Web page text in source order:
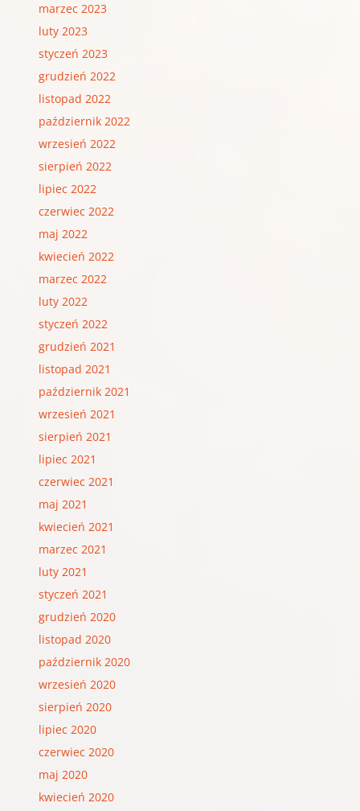
marzec 2023
luty 2023
styczeń 2023
grudzień 2022
listopad 2022
październik 2022
wrzesień 2022
sierpień 2022
lipiec 2022
czerwiec 2022
maj 2022
kwiecień 2022
marzec 2022
luty 2022
styczeń 2022
grudzień 2021
listopad 2021
październik 2021
wrzesień 2021
sierpień 2021
lipiec 2021
czerwiec 2021
maj 2021
kwiecień 2021
marzec 2021
luty 2021
styczeń 2021
grudzień 2020
listopad 2020
październik 2020
wrzesień 2020
sierpień 2020
lipiec 2020
czerwiec 2020
maj 2020
kwiecień 2020